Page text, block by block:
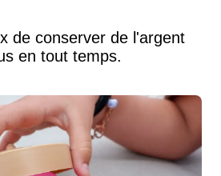
de conserver de l'argent
en tout temps.